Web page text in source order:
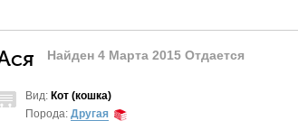
Найден 4 Марта 2015 Отдается
Вид: Кот (кошка)
Порода: Другая